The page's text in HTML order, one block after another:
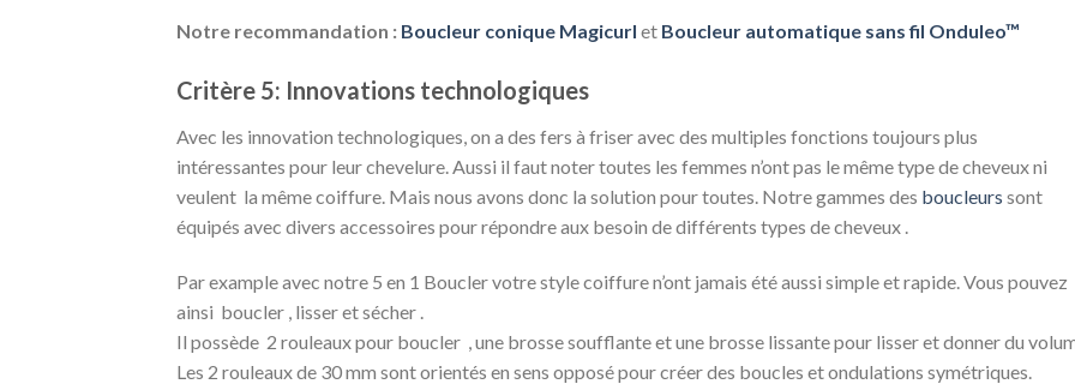
Notre recommandation : Boucleur conique Magicurl et Boucleur automatique sans fil Onduleo™
Critère 5: Innovations technologiques
Avec les innovation technologiques, on a des fers à friser avec des multiples fonctions toujours plus
intéressantes pour leur chevelure. Aussi il faut noter toutes les femmes n’ont pas le même type de cheveux ni
veulent la même coiffure. Mais nous avons donc la solution pour toutes. Notre gammes des boucleurs sont
équipés avec divers accessoires pour répondre aux besoin de différents types de cheveux .
Par example avec notre 5 en 1 Boucler votre style coiffure n’ont jamais été aussi simple et rapide. Vous pouvez
ainsi boucler , lisser et sécher .
Il possède 2 rouleaux pour boucler , une brosse soufflante et une brosse lissante pour lisser et donner du
Les 2 rouleaux de 30 mm sont orientés en sens opposé pour créer des boucles et ondulations symétriques.